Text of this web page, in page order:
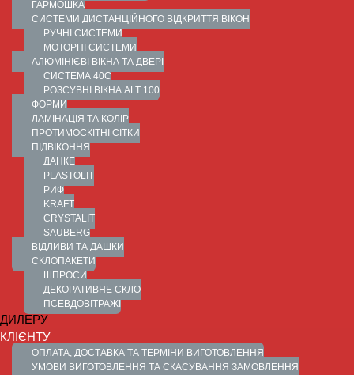
ГАРМОШКА
СИСТЕМИ ДИСТАНЦІЙНОГО ВІДКРИТТЯ ВІКОН
РУЧНІ СИСТЕМИ
МОТОРНІ СИСТЕМИ
АЛЮМІНІЄВІ ВІКНА ТА ДВЕРІ
СИСТЕМА 40С
РОЗСУВНІ ВІКНА ALT 100
ФОРМИ
ЛАМІНАЦІЯ ТА КОЛІР
ПРОТИМОСКІТНІ СІТКИ
ПІДВІКОННЯ
ДАНКЕ
PLASTOLIT
РИФ
KRAFT
CRYSTALIT
SAUBERG
ВІДЛИВИ ТА ДАШКИ
СКЛОПАКЕТИ
ШПРОСИ
ДЕКОРАТИВНЕ СКЛО
ПСЕВДОВІТРАЖІ
ДИЛЕРУ
КЛІЄНТУ
ОПЛАТА, ДОСТАВКА ТА ТЕРМІНИ ВИГОТОВЛЕННЯ
УМОВИ ВИГОТОВЛЕННЯ ТА СКАСУВАННЯ ЗАМОВЛЕННЯ